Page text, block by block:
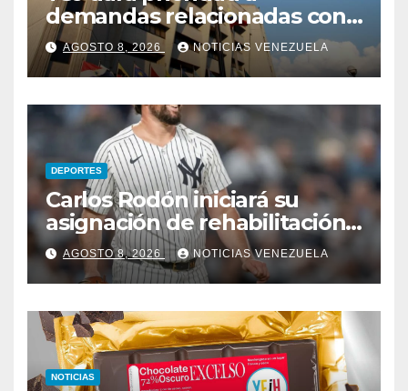
demandas relacionadas con
bienes afectados por los
terremotos
AGOSTO 8, 2026 NOTICIAS VENEZUELA
DEPORTES
Carlos Rodón iniciará su
asignación de rehabilitación
en Triple-A
AGOSTO 8, 2026 NOTICIAS VENEZUELA
NOTICIAS